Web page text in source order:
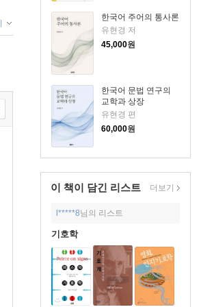
한국어 주어의 통사론
유현경 저
45,000원
한국어 문법 연구의
교학과 상장
유현경 편
60,000원
이 책이 담긴 리스트 더보기
l*****8님의 리스트
기호학